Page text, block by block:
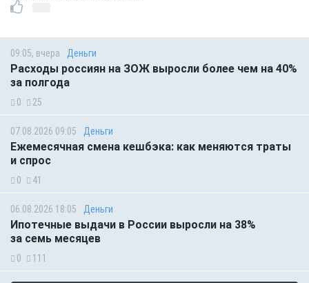
09:05, вчера Деньги
Расходы россиян на ЗОЖ выросли более чем на 40%
за полгода
0 25
07.08.2026 09:05 Деньги
Ежемесячная смена кешбэка: как меняются траты
и спрос
0 41
06.08.2026 18:05 Деньги
Ипотечные выдачи в России выросли на 38%
за семь месяцев
0 111